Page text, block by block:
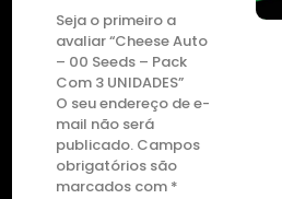
Seja o primeiro a
avaliar “Cheese Auto
– 00 Seeds – Pack
Com 3 UNIDADES”
O seu endereço de e-
mail não será
publicado. Campos
obrigatórios são
marcados com *
DESTAQUE
WILD THAILAND
RYDER
R$250,00